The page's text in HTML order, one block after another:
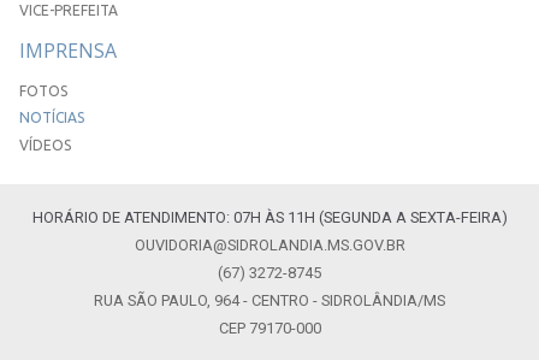
VICE-PREFEITA
IMPRENSA
FOTOS
NOTÍCIAS
VÍDEOS
HORÁRIO DE ATENDIMENTO: 07H ÀS 11H (SEGUNDA A SEXTA-FEIRA)
OUVIDORIA@SIDROLANDIA.MS.GOV.BR
(67) 3272-8745
RUA SÃO PAULO, 964 - CENTRO - SIDROLÂNDIA/MS
CEP 79170-000